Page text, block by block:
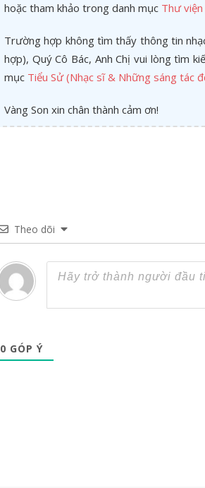
hoặc tham khảo trong danh mục Thư
Trường hợp không tìm thấy thông tin
hợp), Quý Cô Bác, Anh Chị vui lòng tìm
mục Tiểu Sử (Nhạc sĩ & Những sáng tác
Vàng Son xin chân thành cảm ơn!
Theo dõi
0 GÓP Ý